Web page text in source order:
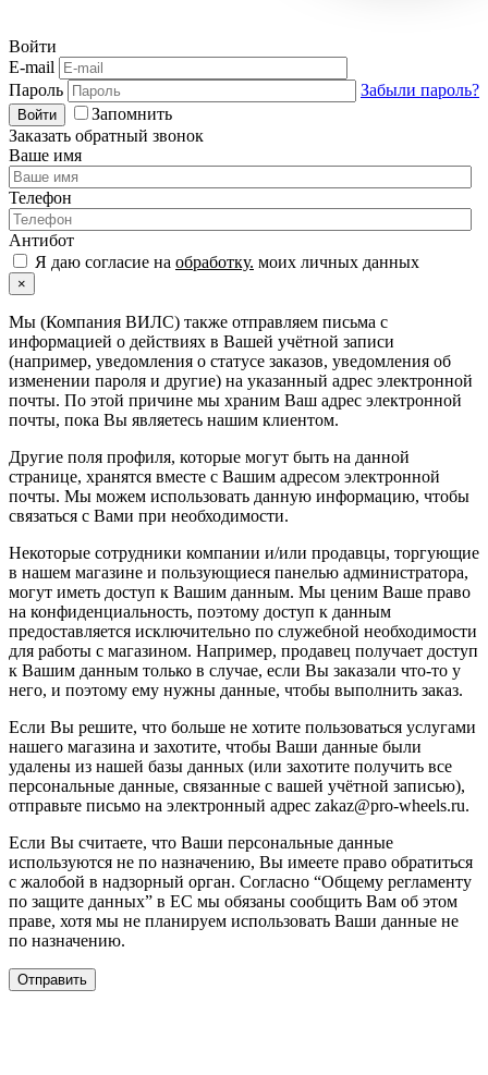
Войти
E-mail
Пароль
Забыли пароль?
Войти
Запомнить
Заказать обратный звонок
Ваше имя
Телефон
Антибот
Я даю согласие на обработку. моих личных данных
×
Мы (Компания ВИЛС) также отправляем письма с
информацией о действиях в Вашей учётной записи
(например, уведомления о статусе заказов, уведомления об
изменении пароля и другие) на указанный адрес электронной
почты. По этой причине мы храним Ваш адрес электронной
почты, пока Вы являетесь нашим клиентом.
Другие поля профиля, которые могут быть на данной
странице, хранятся вместе с Вашим адресом электронной
почты. Мы можем использовать данную информацию, чтобы
связаться с Вами при необходимости.
Некоторые сотрудники компании и/или продавцы, торгующие
в нашем магазине и пользующиеся панелью администратора,
могут иметь доступ к Вашим данным. Мы ценим Ваше право
на конфиденциальность, поэтому доступ к данным
предоставляется исключительно по служебной необходимости
для работы с магазином. Например, продавец получает доступ
к Вашим данным только в случае, если Вы заказали что-то у
него, и поэтому ему нужны данные, чтобы выполнить заказ.
Если Вы решите, что больше не хотите пользоваться услугами
нашего магазина и захотите, чтобы Ваши данные были
удалены из нашей базы данных (или захотите получить все
персональные данные, связанные с вашей учётной записью),
отправьте письмо на электронный адрес zakaz@pro-wheels.ru.
Если Вы считаете, что Ваши персональные данные
используются не по назначению, Вы имеете право обратиться
с жалобой в надзорный орган. Согласно “Общему регламенту
по защите данных” в ЕС мы обязаны сообщить Вам об этом
праве, хотя мы не планируем использовать Ваши данные не
по назначению.
Отправить